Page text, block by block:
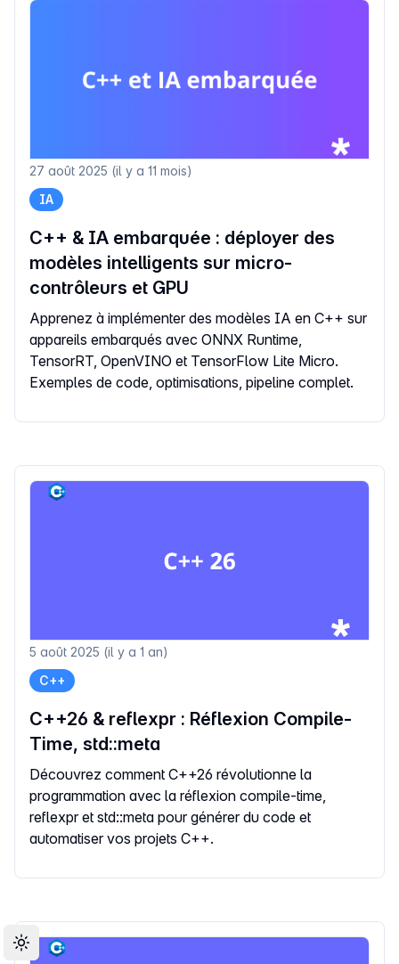
27 août 2025 (il y a 11 mois)
IA
C++ & IA embarquée : déployer des
modèles intelligents sur micro-
contrôleurs et GPU
Apprenez à implémenter des modèles IA en C++ sur
appareils embarqués avec ONNX Runtime,
TensorRT, OpenVINO et TensorFlow Lite Micro.
Exemples de code, optimisations, pipeline complet.
5 août 2025 (il y a 1 an)
C++
C++26 & reflexpr : Réflexion Compile-
Time, std::meta
Découvrez comment C++26 révolutionne la
programmation avec la réflexion compile-time,
reflexpr et std::meta pour générer du code et
automatiser vos projets C++.
Toggle theme